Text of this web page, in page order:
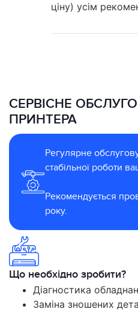
ціну) усім
СЕРВІСНЕ
ПРИНТЕРА
Регулярне
стабільної роботи
Рекомендується
року.
Що необхідно зробити?
Діагностика
Заміна зношених